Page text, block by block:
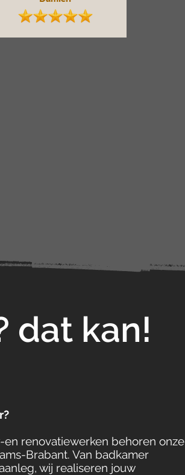
dat kan!
renovatiewerken behoren onze
Brabant. Van badkamer
wij realiseren jouw